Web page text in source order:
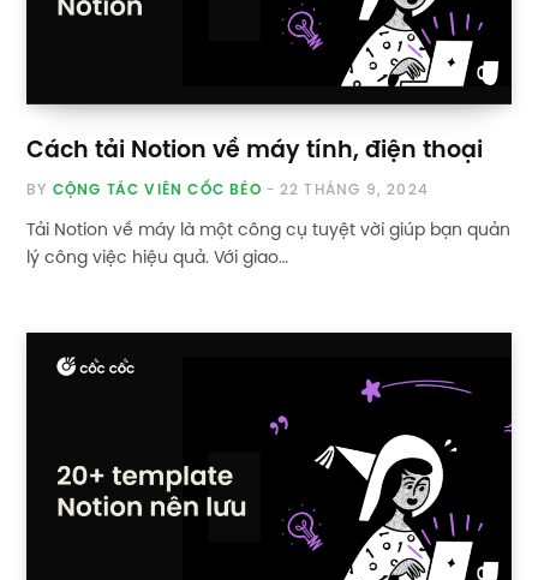
Cách tải Notion về máy tính, điện thoại
BY CỘNG TÁC VIÊN CỐC BÉO 22 THÁNG 9, 2024
Tải Notion về máy là một công cụ tuyệt vời giúp bạn quản
lý công việc hiệu quả. Với giao…